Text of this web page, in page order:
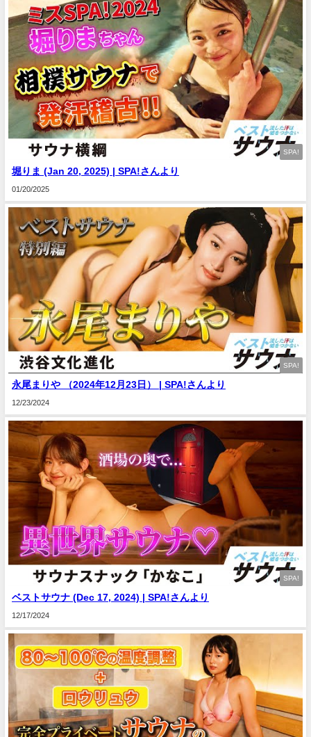
SPA!
堀りま (Jan 20, 2025) | SPA!さんより
01/20/2025
SPA!
永尾まりや （2024年12月23日） | SPA!さんより
12/23/2024
SPA!
ベストサウナ (Dec 17, 2024) | SPA!さんより
12/17/2024